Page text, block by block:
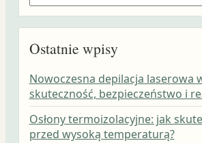
Ostatnie wpisy
Nowoczesna depilacja laserowa
skuteczność, bezpieczeństwo i
Osłony termoizolacyjne: jak
przed wysoką temperaturą?